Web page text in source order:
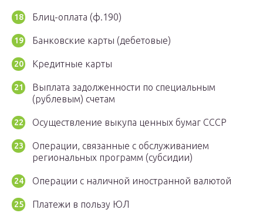
Блиц-оплата (ф.190)
Банковские карты (дебетовые)
Кредитные карты
Выплата задолженности по специальным
(рублевым) счетам
Осуществление выкупа ценных бумаг СССР
Операции, связанные с обслуживанием
региональных программ (субсидии)
Операции с наличной иностранной валютой
Платежи в пользу ЮЛ